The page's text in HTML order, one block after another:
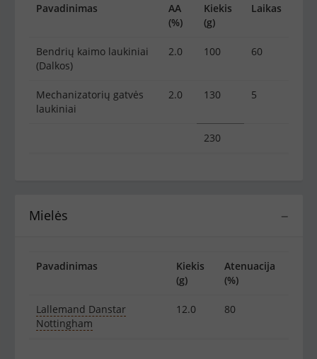
Pavadinimas
AA
(%)
Kiekis
(g)
Laikas
Bendrių kaimo laukiniai
(Dalkos)
2.0 100 60
Mechanizatorių gatvės
laukiniai
2.0 130 5
230
−
Mielės
Pavadinimas
Kiekis
(g)
Atenuacija
(%)
Lallemand Danstar
Nottingham
12.0 80